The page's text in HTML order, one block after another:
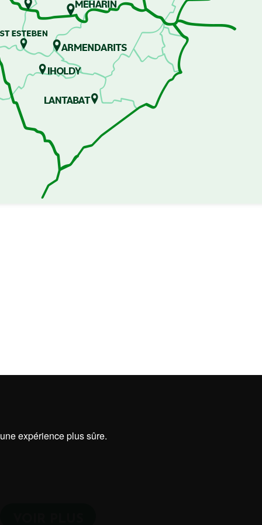
expérience plus sûre.